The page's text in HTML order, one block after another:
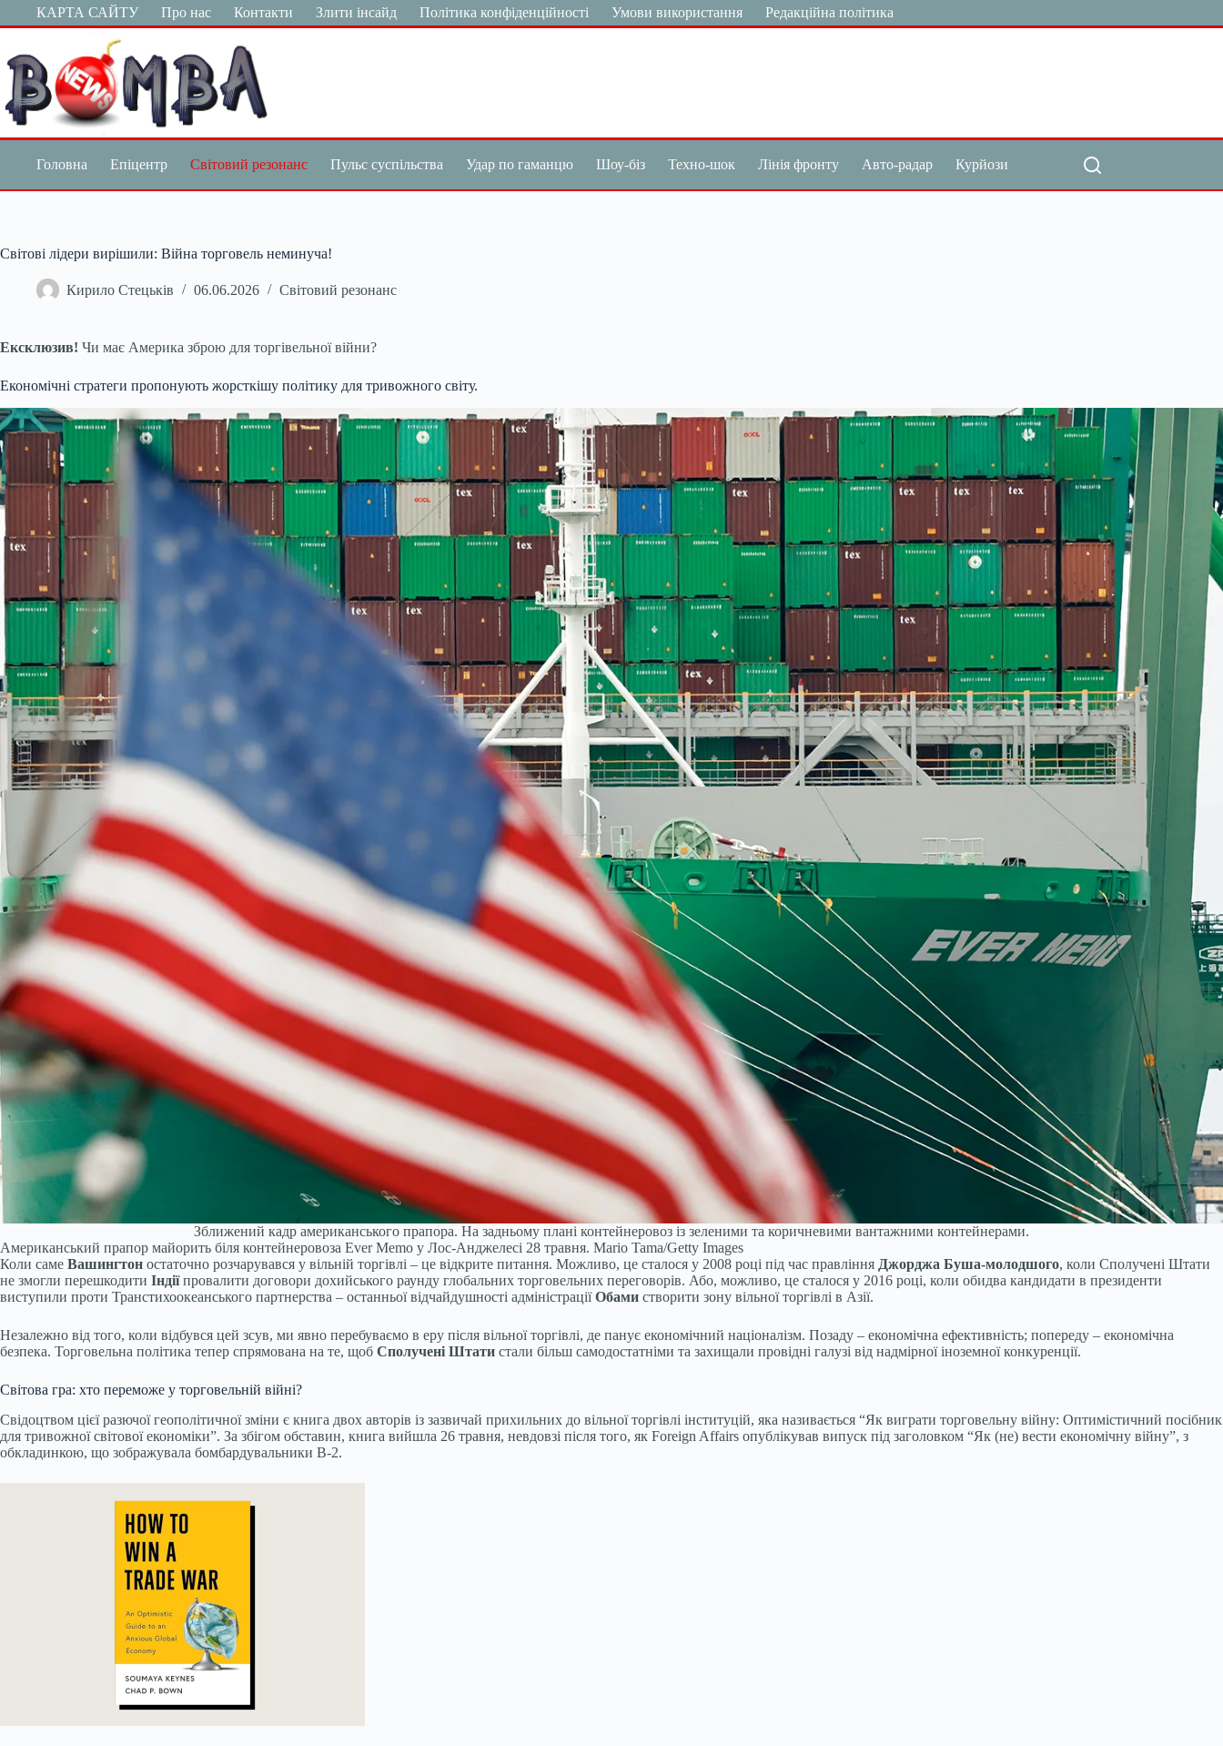
Перейти
до
КАРТА САЙТУ Про нас Контакти Злити інсайд Політика конфіденційності Умови використання Редакційна політика
Головна Епіцентр Світовий резонанс Пульс суспільства Удар по гаманцю Шоу-біз Техно-шок Лінія фронту Авто-радар Курйози
Світові лідери вирішили: Війна торговель неминуча!
Кирило Стецьків 06.06.2026 Світовий резонанс
Ексклюзив! Чи має Америка зброю для торгівельної війни?
Економічні стратеги пропонують жорсткішу політику для тривожного світу.
Зближений кадр американського прапора. На задньому плані контейнеровоз із зеленими та коричневими вантажними контейнерами.
Американський прапор майорить біля контейнеровоза Ever Memo у Лос-Анджелесі 28 травня. Mario Tama/Getty Images
Коли саме Вашингтон остаточно розчарувався у вільній торгівлі – це відкрите питання. Можливо, це сталося у 2008 році під час правління Джорджа Буша-молодшого, коли Сполучені Штати
не змогли перешкодити Індіїпровалити договори дохийського раунду глобальних торговельних переговорів. Або, можливо, це сталося у 2016 році, коли обидва кандидати в президенти
виступили проти Транстихоокеанського партнерства – останньої відчайдушності адміністраціїОбами створити зону вільної торгівлі в Азії.
Незалежно від того, коли відбувся цей зсув, ми явно перебуваємо в еру після вільної торгівлі, де панує економічний націоналізм. Позаду – економічна ефективність; попереду – економічна
безпека. Торговельна політика тепер спрямована на те, щоб Сполучені Штати стали більш самодостатніми та захищали провідні галузі від надмірної іноземної конкуренції.
Світова гра: хто переможе у торговельній війні?
Свідоцтвом цієї разючої геополітичної зміни є книга двох авторів із зазвичай прихильних до вільної торгівлі інституцій, яка називається “Як виграти торговельну війну: Оптимістичний посібник
для тривожної світової економіки”. За збігом обставин, книга вийшла 26 травня, невдовзі після того, як Foreign Affairs опублікував випуск під заголовком “Як (не) вести економічну війну”, з
обкладинкою, що зображувала бомбардувальники B-2.